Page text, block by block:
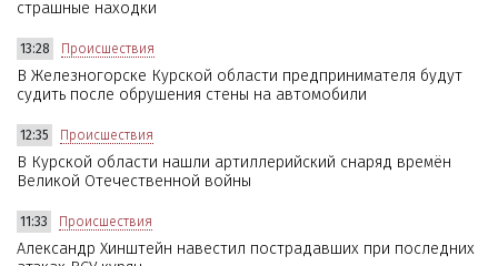
страшные находки
13:28 Происшествия
В Железногорске Курской области предпринимателя будут
судить после обрушения стены на автомобили
12:35 Происшествия
В Курской области нашли артиллерийский снаряд времён
Великой Отечественной войны
11:33 Происшествия
Александр Хинштейн навестил пострадавших при последних